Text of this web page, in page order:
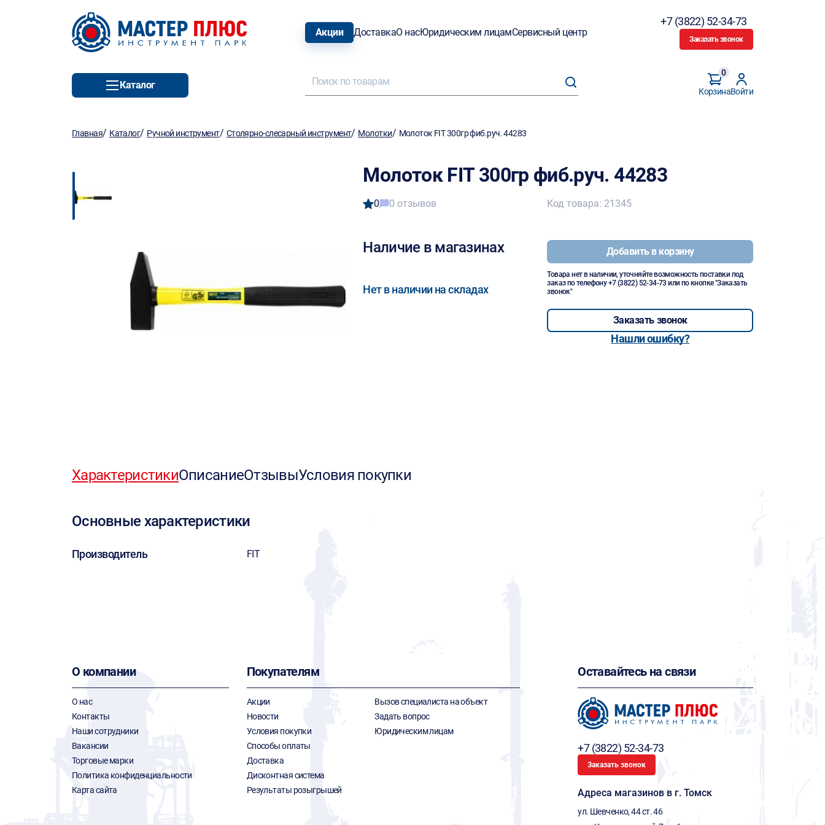
Акции ДоставкаО насЮридическим лицамСервисный центр
+7 (3822) 52-34-73
Заказать звонок
Каталог
Корзина
0
Войти
Главная/ Каталог/ Ручной инструмент/ Столярно-слесарный инструмент/ Молотки/ Молоток FIT 300гр фиб.руч. 44283
Молоток FIT 300гр фиб.руч. 44283
0 0 отзывов
Наличие в магазинах
Нет в наличии на складах
Код товара: 21345
Добавить в корзину
Товара нет в наличии, уточняйте возможность поставки под
заказ по телефону+7 (3822) 52-34-73 или по кнопке "Заказать
звонок"
Заказать звонок
Нашли ошибку?
ХарактеристикиОписаниеОтзывыУсловия покупки
Основные характеристики
Производитель FIT
О компании
О нас
Контакты
Наши сотрудники
Вакансии
Торговые марки
Политика конфиденциальности
Карта сайта
Покупателям
Акции
Новости
Условия покупки
Способы оплаты
Доставка
Дисконтная система
Результаты розыгрышей
Вызов специалиста на объект
Задать вопрос
Юридическим лицам
Оставайтесь на связи
+7 (3822) 52-34-73
Заказать звонок
Адреса магазинов в г. Томск
ул. Шевченко, 44 ст. 46